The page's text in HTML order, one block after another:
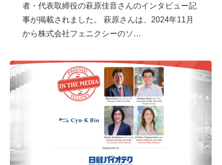
者・代表取締役の萩原佳音さんのインタビュー記
事が掲載されました。 萩原さんは、2024年11月
から株式会社フェニクシーのソ…